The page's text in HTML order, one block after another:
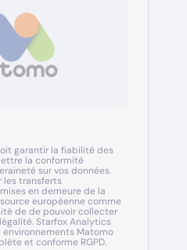
garantir la fiabilité des
la conformité
sur vos données.
les transferts
en demeure de la
européenne comme
de de pouvoir collecter
Starfox Analytics
Matomo
et conforme RGPD.